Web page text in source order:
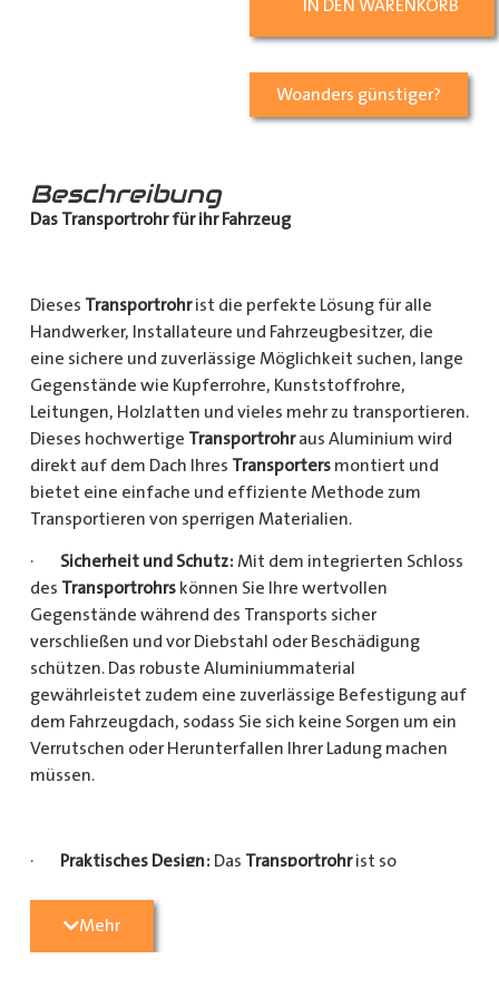
IN DEN WARENKORB
Woanders günstiger?
Beschreibung
Das Transportrohr für ihr Fahrzeug
Dieses Transportrohrist die perfekte Lösung für alle
Handwerker, Installateure und Fahrzeugbesitzer, die
eine sichere und zuverlässige Möglichkeit suchen, lange
Gegenstände wie Kupferrohre, Kunststoffrohre,
Leitungen, Holzlatten und vieles mehr zu transportieren.
Dieses hochwertige Transportrohraus Aluminium wird
direkt auf dem Dach Ihres Transportersmontiert und
bietet eine einfache und effiziente Methode zum
Transportieren von sperrigen Materialien.
· Sicherheit und Schutz: Mit dem integrierten Schloss
des Transportrohrskönnen Sie Ihre wertvollen
Gegenstände während des Transports sicher
verschließen und vor Diebstahl oder Beschädigung
schützen. Das robuste Aluminiummaterial
gewährleistet zudem eine zuverlässige Befestigung auf
dem Fahrzeugdach, sodass Sie sich keine Sorgen um ein
Verrutschen oder Herunterfallen Ihrer Ladung machen
müssen.
· Praktisches Design: Das Transportrohrist so
Gegenständen sicher und einfach transportieren kann
Mehr